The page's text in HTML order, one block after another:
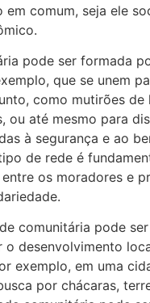
comum, seja ele
pode ser formada
que se unem
como mutirões de
ou até mesmo para
à segurança e ao
de rede é
os moradores e
comunitária pode
desenvolvimento
exemplo, em uma
por chácaras,